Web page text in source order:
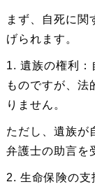
まず、自死に関
げられます。
1. 遺族の権利：
ものですが、法
りません。
ただし、遺族が
弁護士の助言を
2. 生命保険の支